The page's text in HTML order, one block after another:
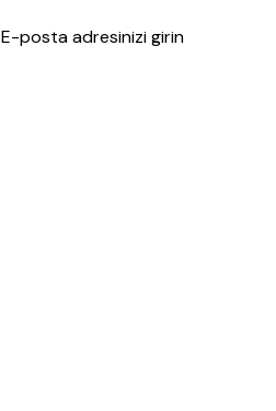
E-posta adresinizi girin